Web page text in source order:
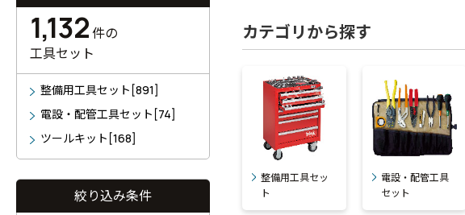
カテゴリから探す
整備用工具セッ
ト
電設・配管工具
セット
1,132件の
工具セット
整備用工具セット[891]
電設・配管工具セット[74]
ツールキット[168]
絞り込み条件